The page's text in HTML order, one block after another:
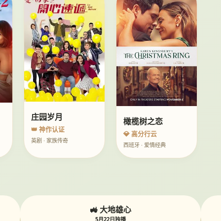
庄园岁月
👑 神作认证
英剧 · 家族传奇
橄榄树之恋
💎 高分行云
西班牙 · 爱情经典
🚜 大地雄心
5月22日独播